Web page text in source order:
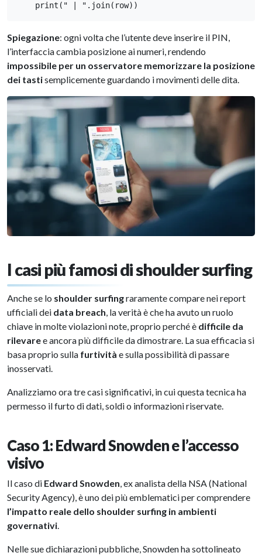
print(" | ".join(row))
Spiegazione: ogni volta che l’utente deve inserire il PIN,
l’interfaccia cambia posizione ai numeri, rendendo
impossibile per un osservatore memorizzare la posizione
dei tastisemplicemente guardando i movimenti delle dita.
I casi più famosi di shoulder surfing
Anche se lo shoulder surfingraramente compare nei report
ufficiali dei data breach, la verità è che ha avuto un ruolo
chiave in molte violazioni note, proprio perché è difficile da
rilevaree ancora più difficile da dimostrare. La sua efficacia si
basa proprio sulla furtività e sulla possibilità di passare
inosservati.
Analizziamo ora tre casi significativi, in cui questa tecnica ha
permesso il furto di dati, soldi o informazioni riservate.
Caso 1: Edward Snowden e l’accesso
visivo
Il caso di Edward Snowden, ex analista della NSA (National
Security Agency), è uno dei più emblematici per comprendere
l’impatto reale dello shoulder surfing in ambienti
governativi.
Nelle sue dichiarazioni pubbliche, Snowden ha sottolineato